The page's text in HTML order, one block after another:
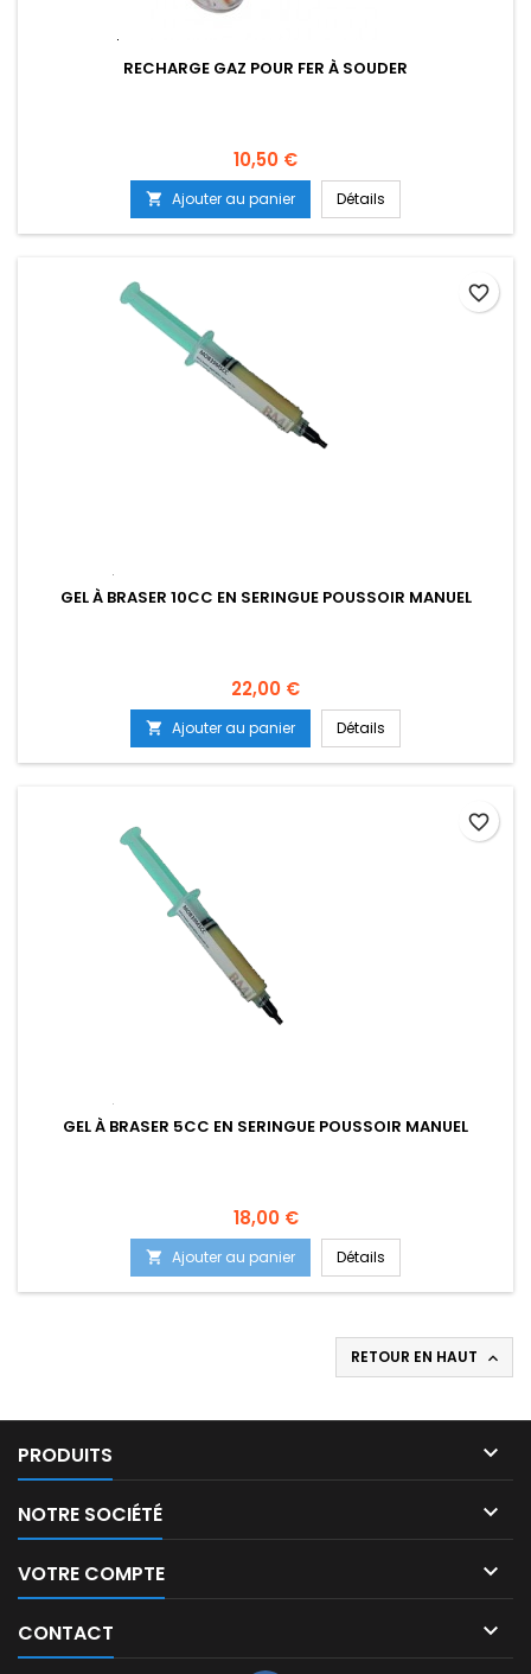
RECHARGE GAZ POUR FER À SOUDER
Prix
10,50 €
 Ajouter au panier Détails
GEL À BRASER 10CC EN SERINGUE POUSSOIR MANUEL
Prix
22,00 €
 Ajouter au panier Détails
favorite_border
GEL À BRASER 5CC EN SERINGUE POUSSOIR MANUEL
Prix
18,00 €
 Ajouter au panier Détails
favorite_border
RETOUR EN HAUT 
PRODUITS 
NOTRE SOCIÉTÉ 
VOTRE COMPTE 
CONTACT 